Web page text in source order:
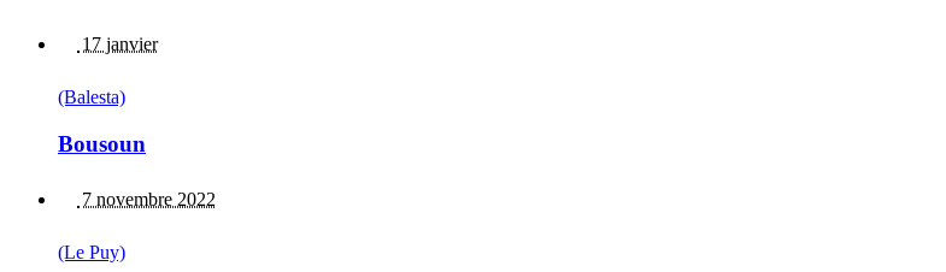
17 janvier
(Balesta)
Bousoun
7 novembre 2022
(Le Puy)